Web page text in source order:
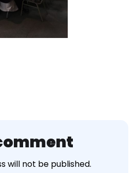
will not be published.